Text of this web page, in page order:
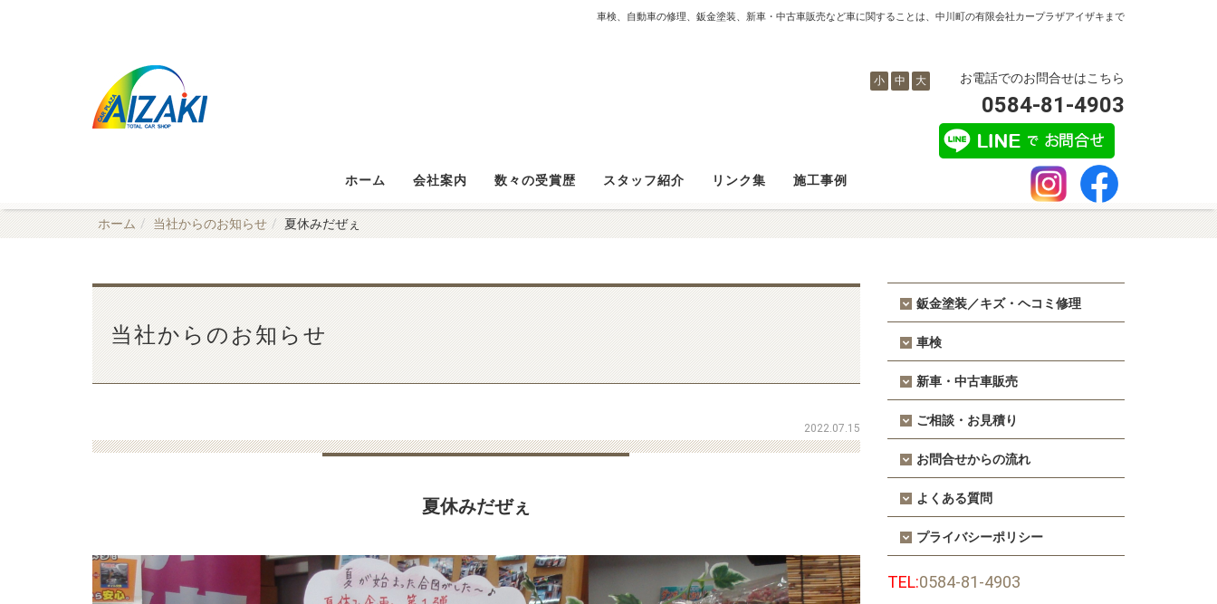
車検、自動車の修理、鈑金塗装、新車・中古車販売など車に関することは、中川町の有限会社カープラザアイザキまで
お電話でのお問合せはこちら
0584-81-4903
小 中 大
ホーム 会社案内 数々の受賞歴 スタッフ紹介 リンク集 施工事例
ホーム 当社からのお知らせ 夏休みだぜぇ
当社からのお知らせ
2022.07.15
夏休みだぜぇ
鈑金塗装／キズ・ヘコミ修理
車検
新車・中古車販売
ご相談・お見積り
お問合せからの流れ
よくある質問
プライバシーポリシー
TEL:0584-81-4903